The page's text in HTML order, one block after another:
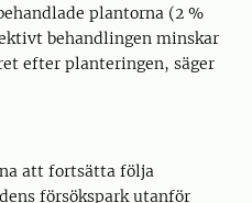
plantorna (2 %
behandlingen minskar
efter planteringen, säger
att fortsätta följa
försökspark utanför